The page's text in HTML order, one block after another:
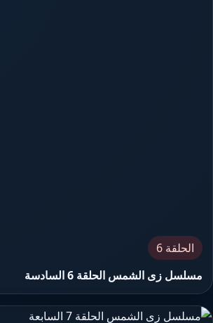
الحلقة 6
مسلسل زى الشمس الحلقة 6 السادسة